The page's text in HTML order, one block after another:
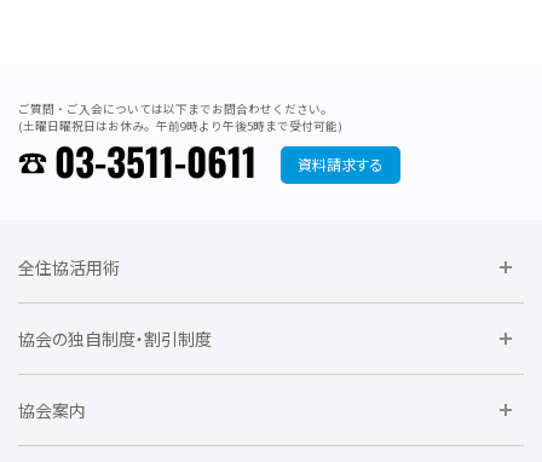
ご質問・ご入会については以下までお問合わせください。
(土曜日曜祝日はお休み。午前9時より午後5時まで受付可能)
03-3511-0611 資料請求する
全住協活用術
委員会に参加しよう
要望活動に参加しよう
協会の独自制度・割引制度
住宅瑕疵担保責任保険割引制度
協会案内